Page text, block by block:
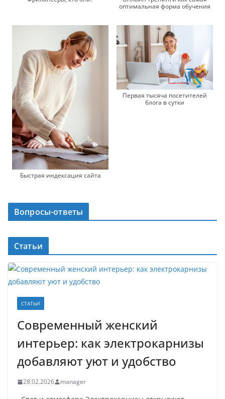
оптимальная форма обучения
Быстрая индексация сайта
Первая тысяча посетителей
блога в сутки
Вопросы-ответы
Статьи
СТАТЬИ
Современный женский
интерьер: как электрокарнизы
добавляют уют и удобство
28.02.2026 manager